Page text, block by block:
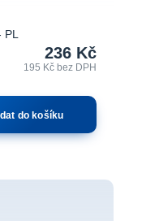
PL
236 Kč
195 Kč bez DPH
do košíku